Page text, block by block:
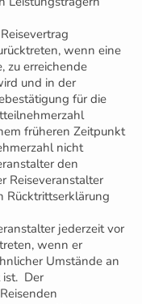
wenn eine
zu erreichende
und in der
für die
früheren Zeitpunkt
nicht
den
Reiseveranstalter
Rücktrittserklärung
jederzeit vor
wenn er
Umstände an
ist. Der